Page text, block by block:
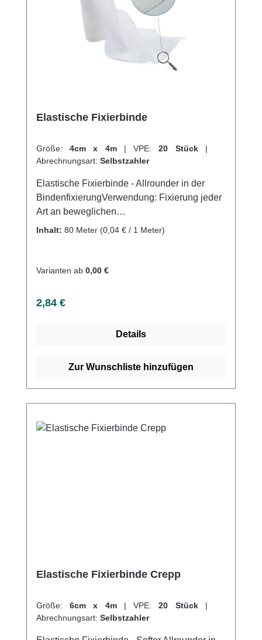
Elastische Fixierbinde
Größe: 4cm x 4m | VPE: 20 Stück |
Abrechnungsart: Selbstzahler
Elastische Fixierbinde - Allrounder in der
BindenfixierungVerwendung: Fixierung jeder
Art an beweglichen
KörperteilenGlenkverbände Ober-
von Wundauflagen und Verbänden
Sehr gute Bindehaftung Leichte und
mit Wasserdampf Kaufen Sie jetzt Elastische
Inhalt: 80 Meter (0,04 € / 1 Meter)
Varianten ab 0,00 €
Regulärer Preis:
2,84 €
Details
Zur Wunschliste hinzufügen
Elastische Fixierbinde Crepp
Größe: 6cm x 4m | VPE: 20 Stück |
Abrechnungsart: Selbstzahler